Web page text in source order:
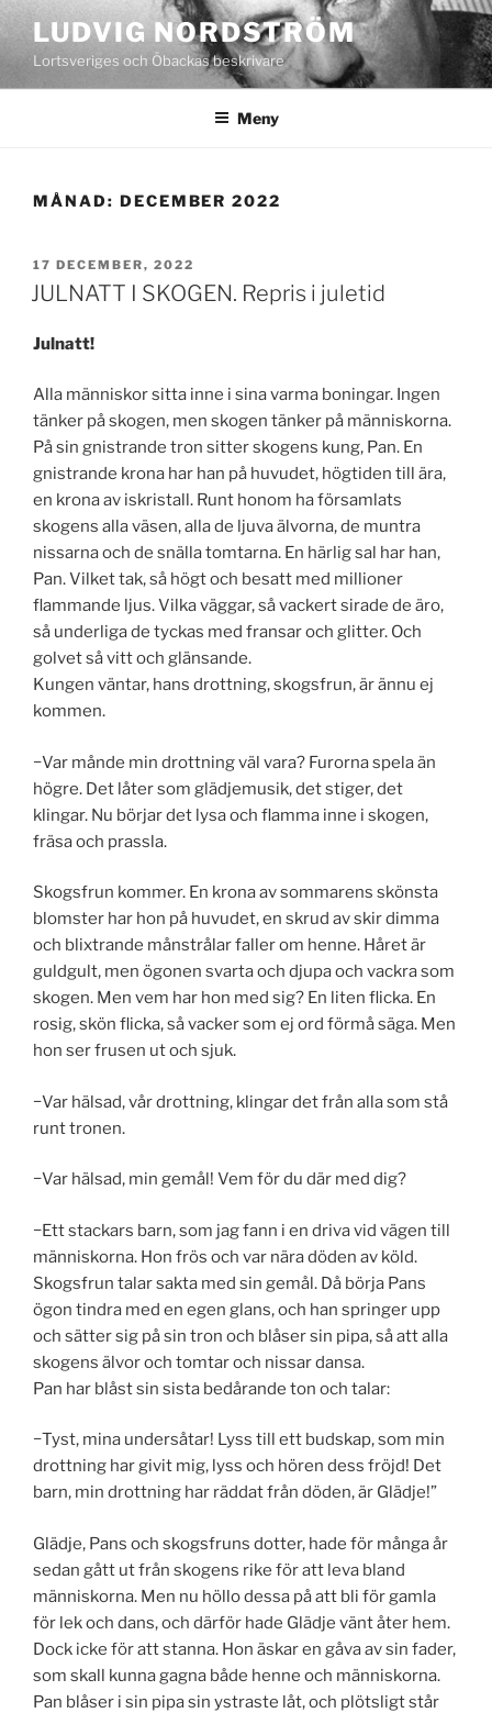
Hoppa
till
innehåll
LUDVIG NORDSTRÖM
Lortsveriges och Öbackas beskrivare
Meny
MÅNAD: DECEMBER 2022
PUBLICERAT
17 DECEMBER, 2022
JULNATT I SKOGEN. Repris i juletid
Julnatt!
Alla människor sitta inne i sina varma boningar. Ingen
tänker på skogen, men skogen tänker på människorna.
På sin gnistrande tron sitter skogens kung, Pan. En
gnistrande krona har han på huvudet, högtiden till ära,
en krona av iskristall. Runt honom ha församlats
skogens alla väsen, alla de ljuva älvorna, de muntra
nissarna och de snälla tomtarna. En härlig sal har han,
Pan. Vilket tak, så högt och besatt med millioner
flammande ljus. Vilka väggar, så vackert sirade de äro,
så underliga de tyckas med fransar och glitter. Och
golvet så vitt och glänsande.
Kungen väntar, hans drottning, skogsfrun, är ännu ej
kommen.
−Var månde min drottning väl vara? Furorna spela än
högre. Det låter som glädjemusik, det stiger, det
klingar. Nu börjar det lysa och flamma inne i skogen,
fräsa och prassla.
Skogsfrun kommer. En krona av sommarens skönsta
blomster har hon på huvudet, en skrud av skir dimma
och blixtrande månstrålar faller om henne. Håret är
guldgult, men ögonen svarta och djupa och vackra som
skogen. Men vem har hon med sig? En liten flicka. En
rosig, skön flicka, så vacker som ej ord förmå säga. Men
hon ser frusen ut och sjuk.
−Var hälsad, vår drottning, klingar det från alla som stå
runt tronen.
−Var hälsad, min gemål! Vem för du där med dig?
−Ett stackars barn, som jag fann i en driva vid vägen till
människorna. Hon frös och var nära döden av köld.
Skogsfrun talar sakta med sin gemål. Då börja Pans
ögon tindra med en egen glans, och han springer upp
och sätter sig på sin tron och blåser sin pipa, så att alla
skogens älvor och tomtar och nissar dansa.
Pan har blåst sin sista bedårande ton och talar:
−Tyst, mina undersåtar! Lyss till ett budskap, som min
drottning har givit mig, lyss och hören dess fröjd! Det
barn, min drottning har räddat från döden, är Glädje!”
Glädje, Pans och skogsfruns dotter, hade för många år
sedan gått ut från skogens rike för att leva bland
människorna. Men nu höllo dessa på att bli för gamla
för lek och dans, och därför hade Glädje vänt åter hem.
Dock icke för att stanna. Hon äskar en gåva av sin fader,
som skall kunna gagna både henne och människorna.
Pan blåser i sin pipa sin ystraste låt, och plötsligt står